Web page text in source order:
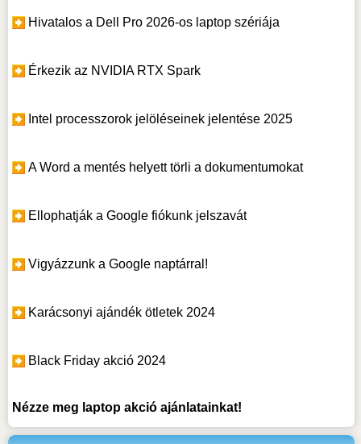
Hivatalos a Dell Pro 2026-os laptop szériája
Érkezik az NVIDIA RTX Spark
Intel processzorok jelöléseinek jelentése 2025
A Word a mentés helyett törli a dokumentumokat
Ellophatják a Google fiókunk jelszavát
Vigyázzunk a Google naptárral!
Karácsonyi ajándék ötletek 2024
Black Friday akció 2024
Nézze meg laptop akcióajánlatainkat!